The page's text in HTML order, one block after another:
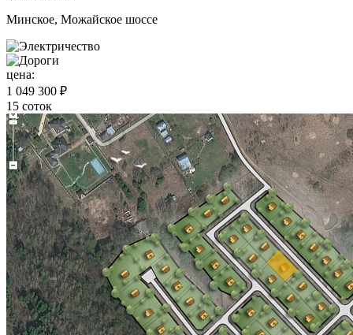
Минское, Можайское шоссе
цена:
1 049 300 ₽
15 соток